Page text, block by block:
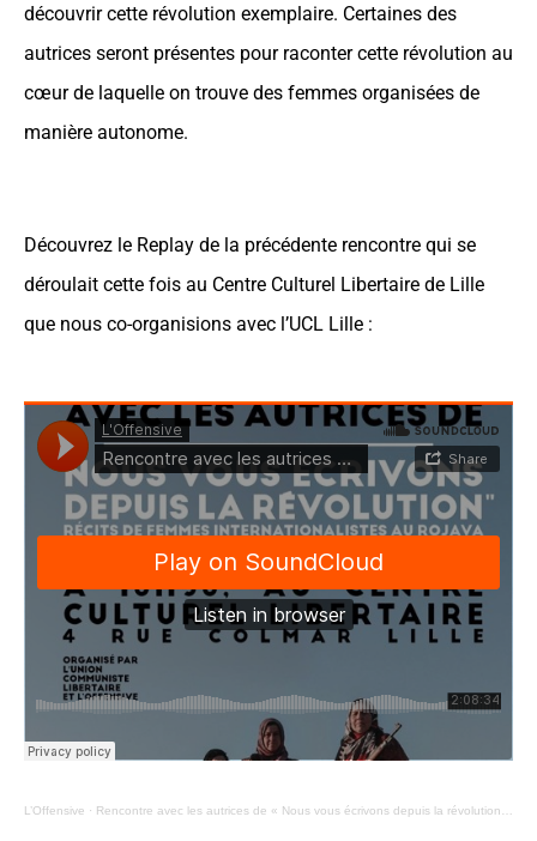
découvrir cette révolution exemplaire. Certaines des
autrices seront présentes pour raconter cette révolution au
cœur de laquelle on trouve des femmes organisées de
manière autonome.
Découvrez le Replay de la précédente rencontre qui se
déroulait cette fois au Centre Culturel Libertaire de Lille
que nous co-organisions avec l’UCL Lille :
L’Offensive · Rencontre avec les autrices de « Nous vous écrivons depuis la révolution » – 02/12/2021